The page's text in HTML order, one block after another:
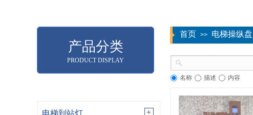
产品分类
PRODUCT DISPLAY
首页 >> 电梯操纵盘
名称 描述 内容
电梯到站灯